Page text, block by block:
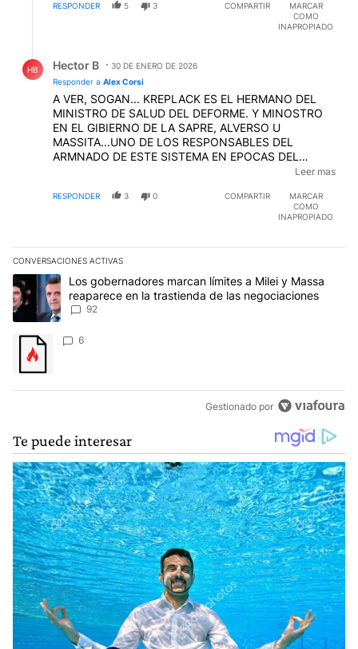
RESPONDER 5 3 COMPARTIR
MARCAR
COMO
INAPROPIADO
HB Hector B
30 DE ENERO DE 2026
Responder a Alex Corsi
A VER, SOGAN... KREPLACK ES EL HERMANO DEL
MINISTRO DE SALUD DEL DEFORME. Y MINOSTRO
EN EL GIBIERNO DE LA SAPRE, ALVERSO U
MASSITA...UNO DE LOS RESPONSABLES DEL
ARMNADO DE ESTE SISTEMA EN EPOCAS DEL
KIRCHAJE... EL RESPONSABLE QUE SEMEJANTE
RESPONSABILIDAD MAYOR EN ESTE CASO. UN
KIRCHO PUESTO A MANEJAR EL FENTANILO,
MENSURAR RESPONSABILIDADAES, O TAL VEZ TE
CONSUMIAS LO QUE ESTOS FABRICABAN Y NO
PODES ENTENDER LA REALIDAD... SOGAN...
Leer mas
RESPONDER 3 0 COMPARTIR
MARCAR
COMO
INAPROPIADO
CONVERSACIONES ACTIVAS
Este listado muestra los artículos con más comentarios en los
Un artículo de tendencia con el título "Los gobernadores marcan
Los gobernadores marcan límites a Milei y Massa
reaparece en la trastienda de las negociaciones
92
Un artículo de tendencia con el título "" con 6 comentarios.
6
Gestionado por